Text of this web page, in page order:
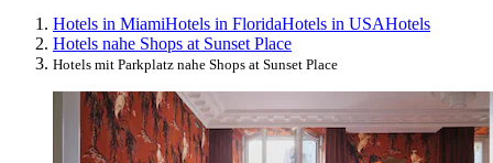
Hotels in MiamiHotels in FloridaHotels in USAHotels
Hotels nahe Shops at Sunset Place
Hotels mit Parkplatz nahe Shops at Sunset Place